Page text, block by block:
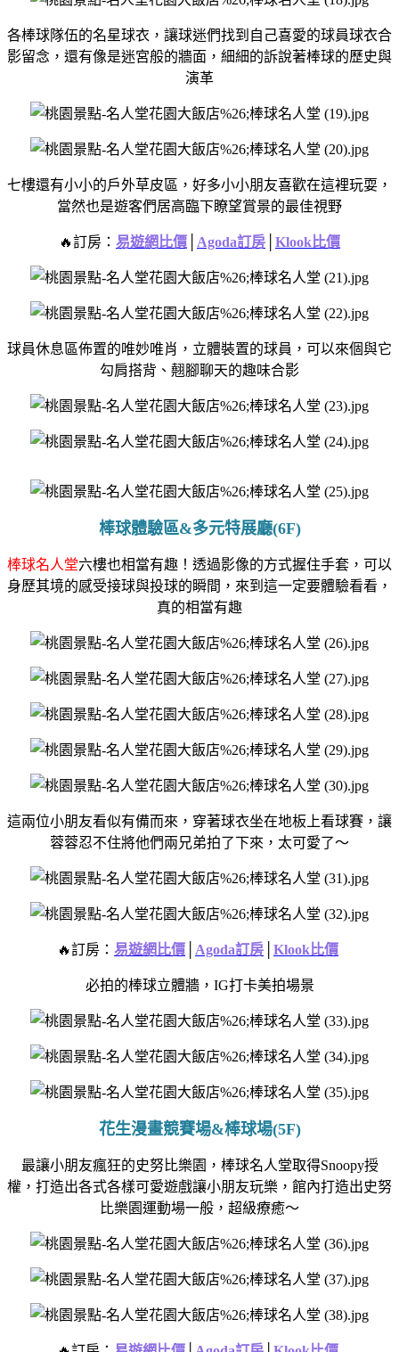
各棒球隊伍的名星球衣， 讓球迷們找到自己喜愛的球員球衣合
影留念， 還有像是迷宮般的牆面， 細細的訴說著棒球的歷史與
演革
七樓還有小小的戶外草皮區， 好多小小朋友喜歡在這裡玩耍，
當然也是遊客們居高臨下瞭望賞景的最佳視野
🔥訂房： 易遊網比價 Agoda訂房 Klook比價
球員休息區佈置的唯妙唯肖， 立體裝置的球員， 可以來個與它
勾肩搭背、 翹腳聊天的趣味合影
棒球體驗區&多元特展廳(6F)
棒球名人堂六樓也相當有趣！ 透過影像的方式握住手套， 可以
身歷其境的感受接球與投球的瞬間， 來到這一定要體驗看看，
真的相當有趣
這兩位小朋友看似有備而來， 穿著球衣坐在地板上看球賽， 讓
蓉蓉忍不住將他們兩兄弟拍了下來， 太可愛了～
🔥訂房： 易遊網比價 Agoda訂房 Klook比價
必拍的棒球立體牆， IG打卡美拍場景
花生漫畫競賽場&棒球場(5F)
最讓小朋友瘋狂的史努比樂園， 棒球名人堂取得Snoopy授
權， 打造出各式各樣可愛遊戲讓小朋友玩樂， 館內打造出史努
比樂園運動場一般， 超級療癒～